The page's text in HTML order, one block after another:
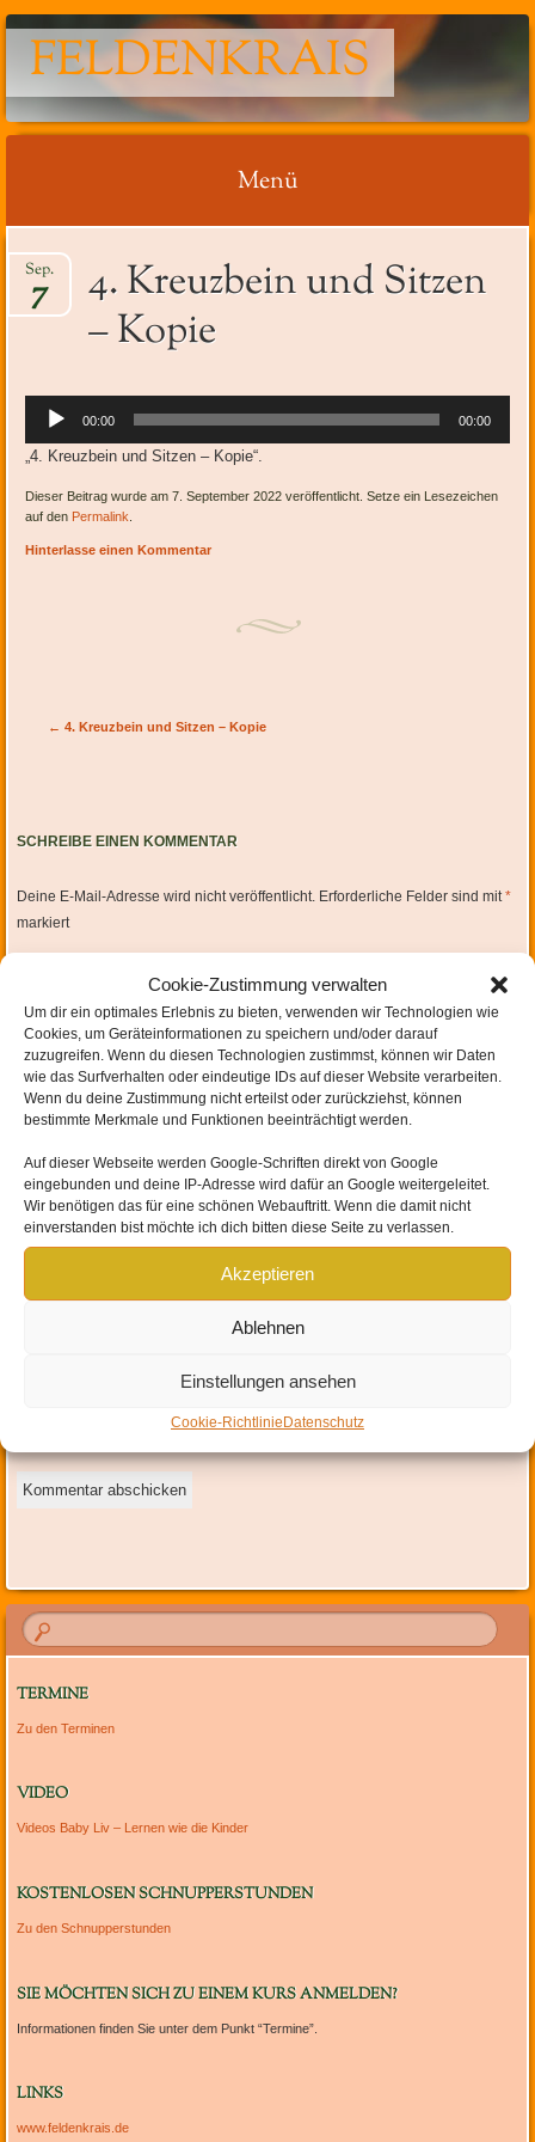
Cookie-Zustimmung verwalten
Um dir ein optimales Erlebnis zu bieten, verwenden wir Technologien wie
Cookies, um Geräteinformationen zu speichern und/oder darauf
zuzugreifen. Wenn du diesen Technologien zustimmst, können wir Daten
wie das Surfverhalten oder eindeutige IDs auf dieser Website verarbeiten.
Wenn du deine Zustimmung nicht erteilst oder zurückziehst, können
bestimmte Merkmale und Funktionen beeinträchtigt werden.
Auf dieser Webseite werden Google-Schriften direkt von Google
eingebunden und deine IP-Adresse wird dafür an Google weitergeleitet.
Wir benötigen das für eine schönen Webauftritt. Wenn die damit nicht
einverstanden bist möchte ich dich bitten diese Seite zu verlassen.
Akzeptieren
Ablehnen
Einstellungen ansehen
Cookie-Richtlinie Datenschutz
FELDENKRAIS
Menü
zum
Inhalt
4. Kreuzbein und Sitzen
– Kopie
Sep.
7
Audio-
Player
00:00 00:00
„4. Kreuzbein und Sitzen – Kopie“.
Dieser Beitrag wurde am 7. September 2022 veröffentlicht. Setze ein Lesezeichen
auf den Permalink
Hinterlasse einen Kommentar
Artikel-Navigation
← 4. Kreuzbein und Sitzen – Kopie
SCHREIBE EINEN KOMMENTAR
Deine E-Mail-Adresse wird nicht veröffentlicht. Erforderliche Felder sind mit*
markiert
Name*
Mit der Nutzung dieses Formulars erklärst du dich mit der
Speicherung und Verarbeitung deiner Daten durch diese Website
TERMINE
Zu den Terminen
VIDEO
Videos Baby Liv – Lernen wie die Kinder
KOSTENLOSEN SCHNUPPERSTUNDEN
Zu den Schnupperstunden
SIE MÖCHTEN SICH ZU EINEM KURS ANMELDEN?
Informationen finden Sie unter dem Punkt “Termine”.
LINKS
www.feldenkrais.de